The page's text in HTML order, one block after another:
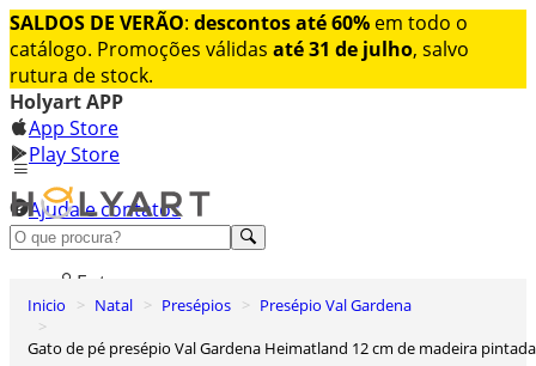
SALDOS DE VERÃO: descontos até 60% em todo o
catálogo. Promoções válidas até 31 de julho, salvo
rutura de stock.
Holyart APP
App Store
Play Store
Ajuda e contatos
Conheça premium
Entrar
Lista de Desejos
0
Inicio Natal Presépios
Presépio Val Gardena
Gato de pé presépio Val Gardena Heimatland 12 cm de madeira pintada